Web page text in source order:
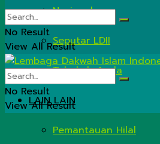
Nasional
Seputar LDII
Tahukah Anda
LAIN LAIN
Pemantauan Hilal
No Result
View All Result
No Result
View All Result